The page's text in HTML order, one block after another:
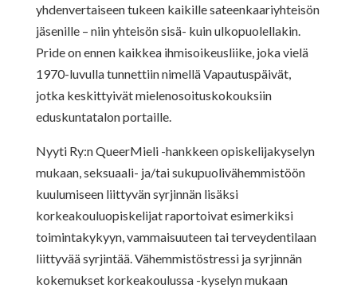
yhdenvertaiseen tukeen kaikille sateenkaariyhteisön
jäsenille – niin yhteisön sisä- kuin ulkopuolellakin.
Pride on ennen kaikkea ihmisoikeusliike, joka vielä
1970-luvulla tunnettiin nimellä Vapautuspäivät,
jotka keskittyivät mielenosoituskokouksiin
eduskuntatalon portaille.
Nyyti Ry:n QueerMieli -hankkeen opiskelijakyselyn
mukaan, seksuaali- ja/tai sukupuolivähemmistöön
kuulumiseen liittyvän syrjinnän lisäksi
korkeakouluopiskelijat raportoivat esimerkiksi
toimintakykyyn, vammaisuuteen tai terveydentilaan
liittyvää syrjintää. Vähemmistöstressi ja syrjinnän
kokemukset korkeakoulussa -kyselyn mukaan